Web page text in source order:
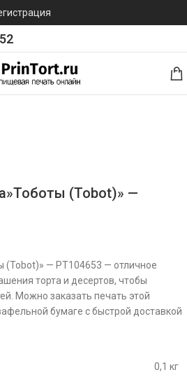
(Tobot)» —
(Tobot)» — PT104653 — отличное
торта и десертов, чтобы
Можно заказать печать этой
бумаге с быстрой доставкой
0,1 кг